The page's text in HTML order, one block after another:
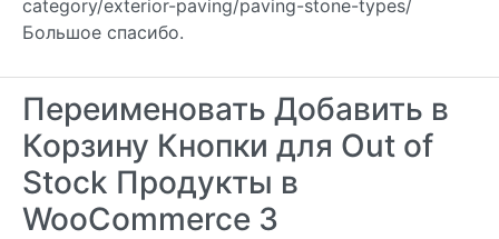
category/exterior-paving/paving-stone-types/
Большое спасибо.
Переименовать Добавить в
Корзину Кнопки для Out of
Stock Продукты в
WooCommerce 3